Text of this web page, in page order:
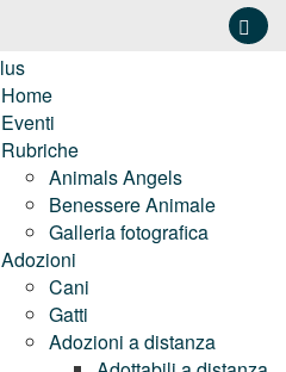
Home
Eventi
Rubriche
Animals Angels
Benessere Animale
Galleria fotografica
Adozioni
Cani
Gatti
Adozioni a distanza